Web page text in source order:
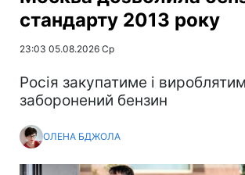
стандарту 2013 року
23:03 05.08.2026 Ср
Росія закупатиме і
заборонений бензин
ОЛЕНА БДЖОЛА